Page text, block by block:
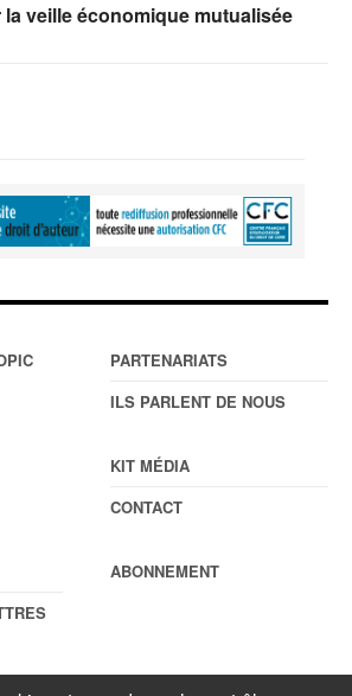
veille économique mutualisée
PARTENARIATS
ILS PARLENT DE NOUS
KIT MÉDIA
CONTACT
ABONNEMENT